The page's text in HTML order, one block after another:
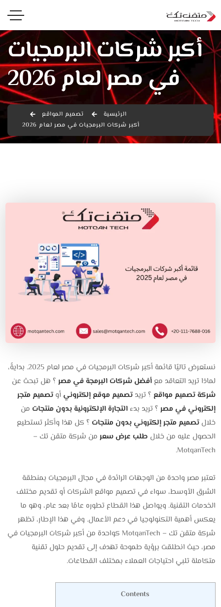
أكبر شركات البرمجيات
في مصر لعام 2026
الرئيسية
تصميم المواقع
أكبر شركات البرمجيات في مصر لعام 2026
نستعرض تاليًا قائمة أكبر شركات البرمجيات في مصر لعام 2025. بدايةً،
لماذا تريد التعاقد معأفضل شركات البرمجة في مصر ؟ هل تبحث عن
شركة تصميم مواقع ؟ تريدتصميم موقع إلكتروني أوتصميم متجر
إلكتروني في مصر ؟ تريد بدءالتجارة الإلكترونية بدون منتجات من
خلالتصميم متجر إلكتروني بدون منتجات ؟ كل هذا وأكثر تستطيع
الحصول عليه من خلال طلب عرض سعر من شركة متقن تك –
MotqanTech.
تعتبر مصر واحدة من الوجهات الرائدة في مجال البرمجيات بمنطقة
الشرق الأوسط، سواء في تصميم مواقع الشركات أو تقديم مختلف
الخدمات التقنية. ويواصل هذا القطاع تطوره عامًا بعد عام، وهو ما
يعكس أهمية التكنولوجيا في دعم الأعمال. وفي هذا الإطار، تظهر
شركة متقن تك – MotqanTech كواحدة من أكبر شركات البرمجيات في
مصر، حيث انطلقت برؤية طموحة تهدف إلى تقديم حلول تقنية
متكاملة تلبي احتياجات العملاء بمختلف القطاعات.
Contents